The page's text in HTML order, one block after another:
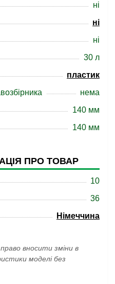
ні
ні
ні
30 л
пластик
нема
140 мм
140 мм
ПРО ТОВАР
10
36
Німеччина
вносити зміни в
моделі без